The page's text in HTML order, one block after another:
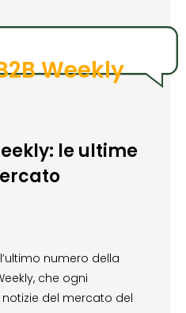
Weekly
le ultime
numero della
che ogni
del mercato del